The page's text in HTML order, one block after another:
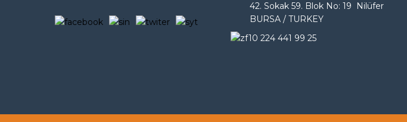
42. Sokak 59. Blok No: 19 Nilüfer
BURSA / TURKEY
0 224 441 99 25